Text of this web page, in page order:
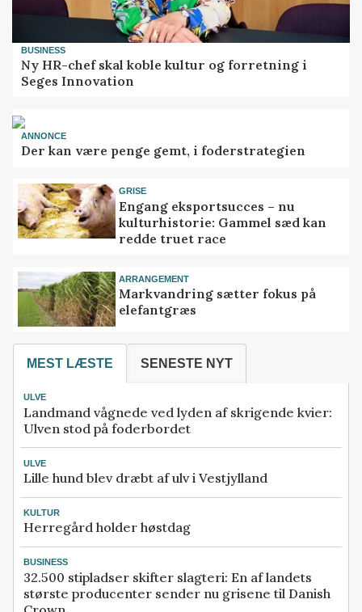
BUSINESS
Ny HR-chef skal koble kultur og forretning i
Seges Innovation
ANNONCE
Der kan være penge gemt, i foderstrategien
GRISE
Engang eksportsucces – nu
kulturhistorie: Gammel sæd kan
redde truet race
ARRANGEMENT
Markvandring sætter fokus på
elefantgræs
MEST LÆSTE SENESTE NYT
ULVE
Landmand vågnede ved lyden af skrigende kvier:
Ulven stod på foderbordet
ULVE
Lille hund blev dræbt af ulv i Vestjylland
KULTUR
Herregård holder høstdag
BUSINESS
32.500 stipladser skifter slagteri: En af landets
største producenter sender nu grisene til Danish